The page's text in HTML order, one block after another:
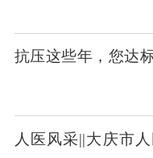
抗压这些年，您达
人医风采||大庆市